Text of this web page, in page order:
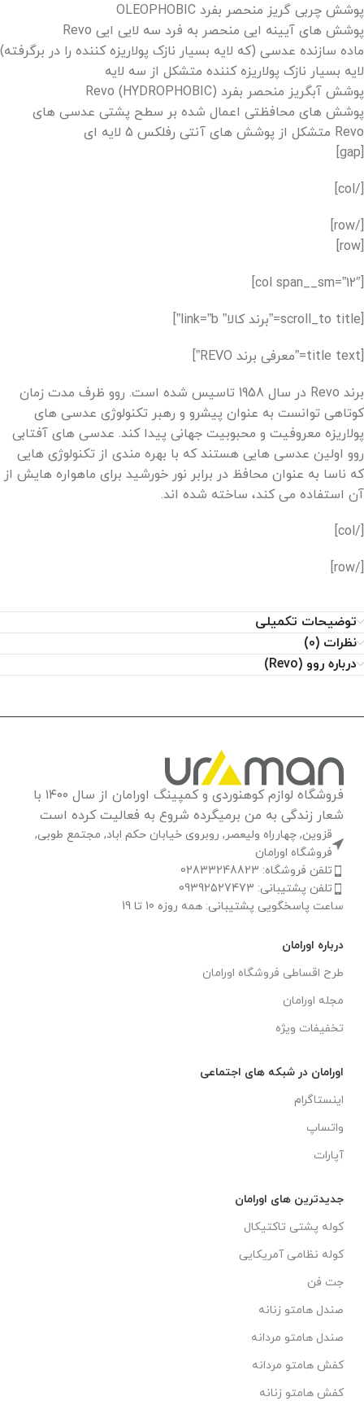
پوشش چربی گریز منحصر بفرد OLEOPHOBIC
پوشش های آیینه ایی منحصر به فرد سه لایی ایی Revo
ماده سازنده عدسی (که لایه بسیار نازک پولاریزه کننده را در برگرفته)
لایه بسیار نازک پولاریزه کننده متشکل از سه لایه
پوشش آبگریز منحصر بفرد Revo (HYDROPHOBIC)
پوشش های محافظتی اعمال شده بر سطح پشتی عدسی های
Revo متشکل از پوشش های آنتی رفلکس 5 لایه ای
[gap]
[/col]
[/row]
[row]
[col span__sm=”12″]
[scroll_to title=”برند کالا” link=”b”]
[title text=”معرفی برند REVO”]
برند Revo در سال 1958 تاسیس شده است. روو ظرف مدت زمان
کوتاهی توانست به عنوان پیشرو و رهبر تکنولوژی عدسی های
پولاریزه معروفیت و محبوبیت جهانی پیدا کند. عدسی های آفتابی
روو اولین عدسی هایی هستند که با بهره مندی از تکنولوژی هایی
که ناسا به عنوان محافظ در برابر نور خورشید برای ماهواره هایش از
آن استفاده می کند، ساخته شده اند.
[/col]
[/row]
توضیحات تکمیلی
نظرات (0)
درباره روو (Revo)
فروشگاه لوازم کوهنوردی و کمپینگ اورامان از سال ۱۴۰۰ با
شعار زندگی به من برمیگرده شروع به فعالیت کرده است
قزوین, چهارراه ولیعصر, روبروی خیابان حکم اباد, مجتمع طوبی,
فروشگاه اورامان
تلفن فروشگاه: 02833248823
تلفن پشتیبانی: 09392527473
ساعت پاسخگویی پشتیبانی: همه روزه 10 تا 19
درباره اورامان
طرح اقساطی فروشگاه اورامان
مجله اورامان
تخفیفات ویژه
اورامان در شبکه های اجتماعی
اینستاگرام
واتساپ
آپارات
جدیدترین های اورامان
کوله پشتی تاکتیکال
کوله نظامی آمریکایی
جت فن
صندل هامتو زنانه
صندل هامتو مردانه
کفش هامتو مردانه
کفش هامتو زنانه